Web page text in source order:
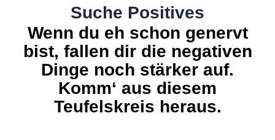
Suche Positives
Wenn du eh schon genervt
bist, fallen dir die negativen
Dinge noch stärker auf.
Komm‘ aus diesem
Teufelskreis heraus.